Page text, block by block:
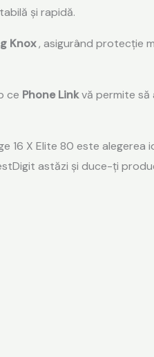
și rapidă.
Knox, asigurând protecție
ce Phone Linkvă permite să
16 X Elite 80 este
astăzi și duce-ți